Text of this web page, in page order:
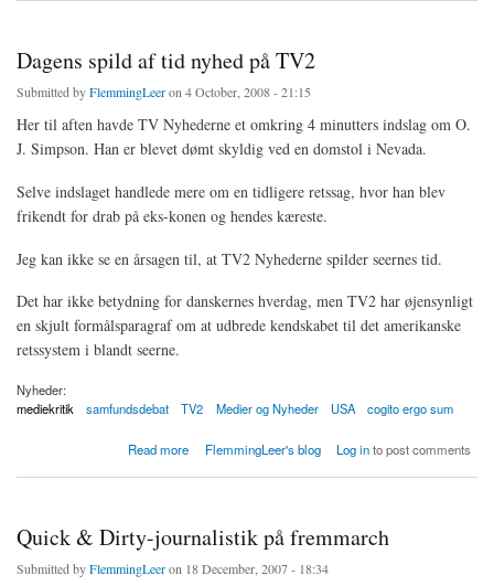
Dagens spild af tid nyhed på TV2
Submitted byFlemmingLeeron 4 October, 2008 - 21:15
Her til aften havde TV Nyhederne et omkring 4 minutters indslag om O.
J. Simpson. Han er blevet dømt skyldig ved en domstol i Nevada.
Selve indslaget handlede mere om en tidligere retssag, hvor han blev
frikendt for drab på eks-konen og hendes kæreste.
Jeg kan ikke se en årsagen til, at TV2 Nyhederne spilder seernes tid.
Det har ikke betydning for danskernes hverdag, men TV2 har øjensynligt
en skjult formålsparagraf om at udbrede kendskabet til det amerikanske
retssystem i blandt seerne.
Nyheder:
mediekritik
samfundsdebat TV2 Medier og Nyheder USA cogito ergo sum
Read more
about Dagens spild af tid nyhed på TV2FlemmingLeer's blog Log into post comments
Quick & Dirty-journalistik på fremmarch
Submitted byFlemmingLeeron 18 December, 2007 - 18:34